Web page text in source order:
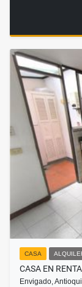
CASA
CASA EN
Envigado,